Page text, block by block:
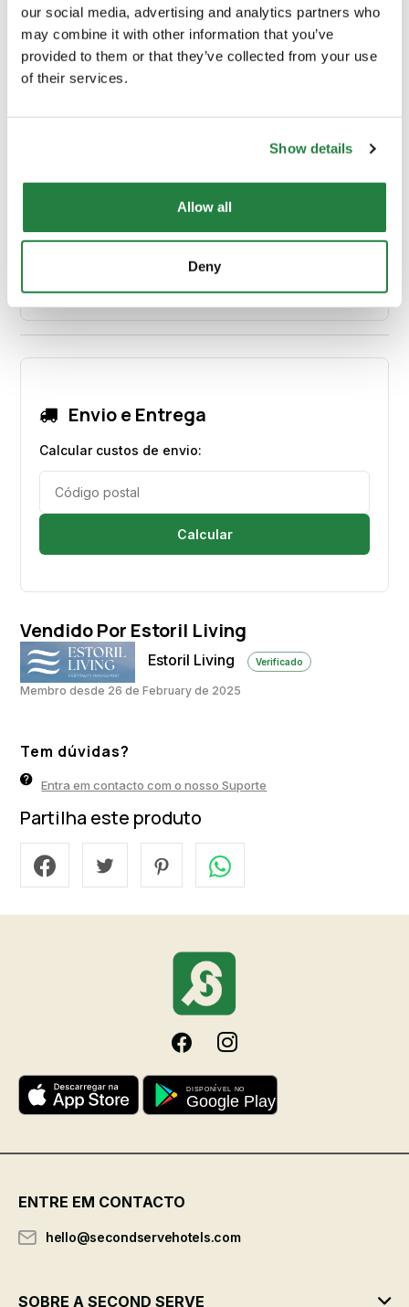
our social media, advertising and analytics partners who
may combine it with other information that you’ve
provided to them or that they’ve collected from your use
of their services.
Show details
Allow all
Deny
Largura (cm) 0.00
Comprimento (cm) 62.00
Material Principal Madeira
Envio e Entrega
Calcular custos de envio:
Calcular
Vendido Por Estoril Living
Estoril Living Verificado
Membro desde 26 de February de 2025
Tem dúvidas?
Entra em contacto com o nosso Suporte
Partilha este produto
ENTRE EM CONTACTO
hello@secondservehotels.com
SOBRE A SECOND SERVE